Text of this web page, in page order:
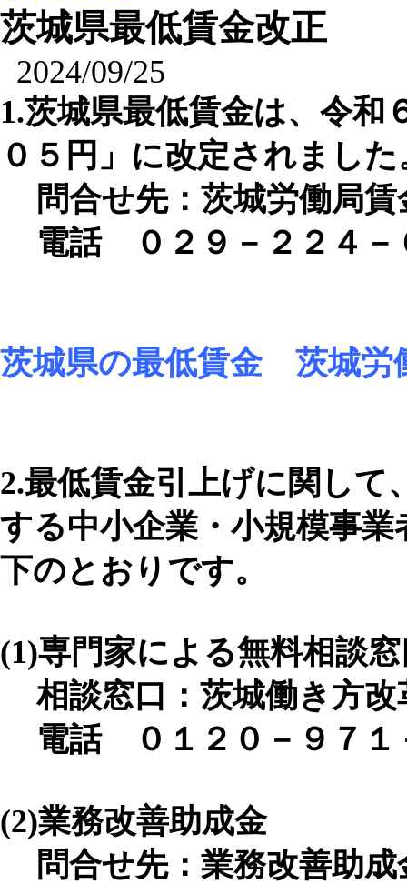
茨城県最低賃金改正
2024/09/25
1.茨城県最低賃金は、令和
０５円」 に改定されました
問合せ先：茨城労働局賃
電話 ０２９－２２４－
茨城県の最低賃金 茨城労
2.最低賃金引上げに関して
する中小企業・小規模事業
下のとおりです。
(1)専門家による無料相談
相談窓口：茨城働き方
電話 ０１２０－９７１
(2)業務改善助成金
問合せ先：業務改善助